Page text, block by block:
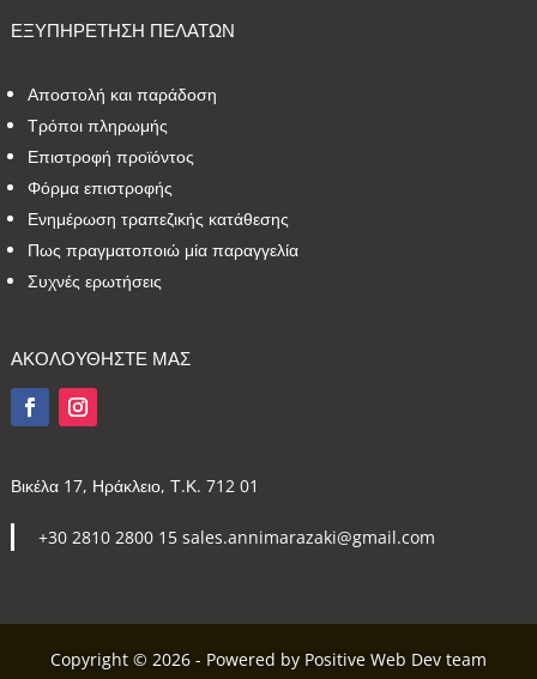
ΕΞΥΠΗΡΕΤΗΣΗ ΠΕΛΑΤΩΝ
Αποστολή και παράδοση
Τρόποι πληρωμής
Επιστροφή προϊόντος
Φόρμα επιστροφής
Ενημέρωση τραπεζικής κατάθεσης
Πως πραγματοποιώ μία παραγγελία
Συχνές ερωτήσεις
ΑΚΟΛΟΥΘΗΣΤΕ ΜΑΣ
Βικέλα 17, Ηράκλειο, Τ.Κ. 712 01
+30 2810 2800 15 sales.annimarazaki@gmail.com
Copyright © 2026 - Powered by Positive Web Dev team